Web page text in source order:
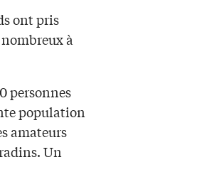
ont pris
à
personnes
population
amateurs
Un